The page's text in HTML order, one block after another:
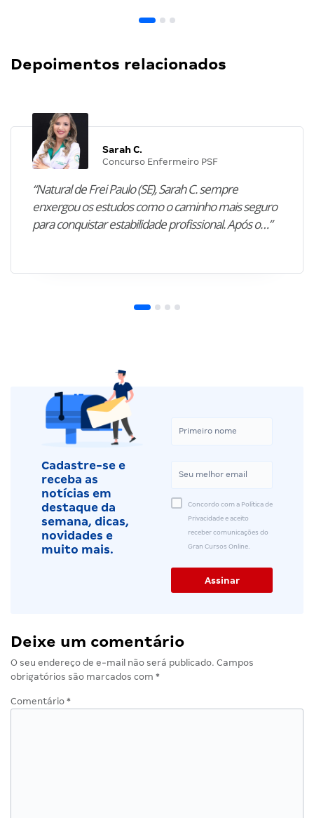
Depoimentos relacionados
Sarah C.
Concurso Enfermeiro PSF
“Natural de Frei Paulo (SE), Sarah C. sempre
enxergou os estudos como o caminho mais seguro
para conquistar estabilidade profissional. Após o…”
Cadastre-se e
receba as
notícias em
destaque da
semana, dicas,
novidades e
muito mais.
Concordo com a Política de
Privacidade e aceito
receber comunicações do
Gran Cursos Online.
Deixe um comentário
O seu endereço de e-mail não será publicado. Campos
obrigatórios são marcados com *
Comentário *